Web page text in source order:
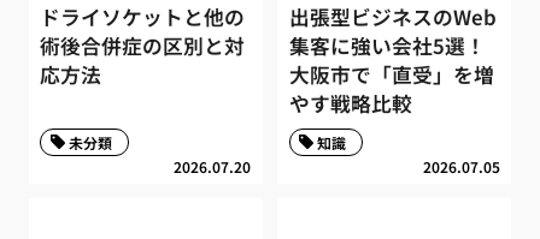
ドライソケットと他の
術後合併症の区別と対
応方法
2026.07.20
未分類
出張型ビジネスのWeb
集客に強い会社5選！
大阪市で「直受」を増
やす戦略比較
2026.07.05
知識